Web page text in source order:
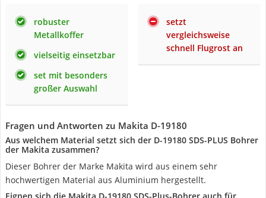
robuster
Metallkoffer
vielseitig einsetzbar
set mit besonders
großer Auswahl
setzt
vergleichsweise
schnell Flugrost an
Fragen und Antworten zu Makita D-19180
Aus welchem Material setzt sich der D-19180 SDS-PLUS Bohrer
der Makita zusammen?
Dieser Bohrer der Marke Makita wird aus einem sehr
hochwertigen Material aus Aluminium hergestellt.